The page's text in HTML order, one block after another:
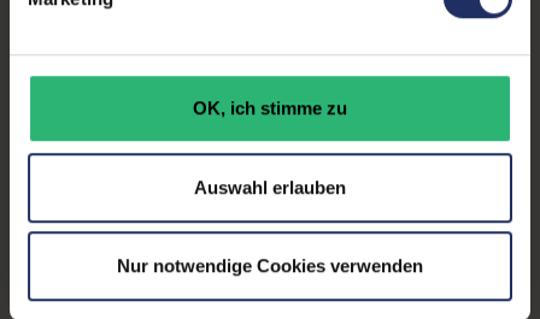
OK, ich stimme zu
Auswahl erlauben
Nur notwendige Cookies verwenden
Produktbeschreibung
Lieferumfang:Notebook, Netzteil, Akku,
Produktschlüssel (Der Aufkleber befindet sich auf
Maße (LxBxH): 252,3 x 377,4 x 29,4 mm
2,45 kg